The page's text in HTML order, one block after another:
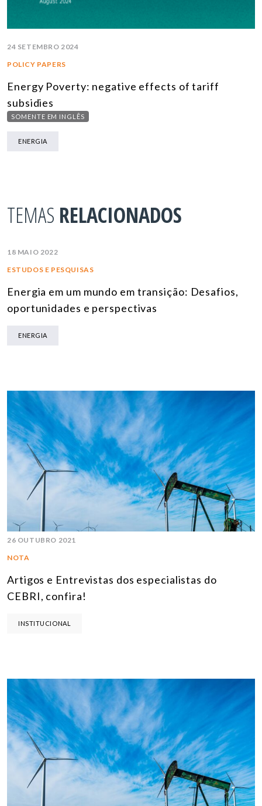
24 SETEMBRO 2024
POLICY PAPERS
Energy Poverty: negative effects of tariff
subsidies
SOMENTE EM INGLÊS
ENERGIA
TEMAS RELACIONADOS
18 MAIO 2022
ESTUDOS E PESQUISAS
Energia em um mundo em transição: Desafios,
oportunidades e perspectivas
ENERGIA
26 OUTUBRO 2021
NOTA
Artigos e Entrevistas dos especialistas do
CEBRI, confira!
INSTITUCIONAL